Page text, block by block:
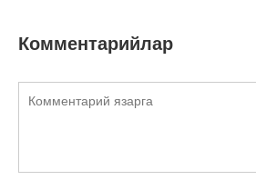
Комментарийлар